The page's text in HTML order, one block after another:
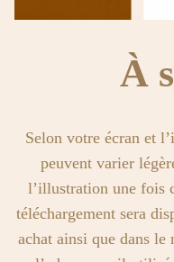
À
Selon votre écran et
peuvent varier
l’illustration une fois
téléchargement sera
achat ainsi que dans